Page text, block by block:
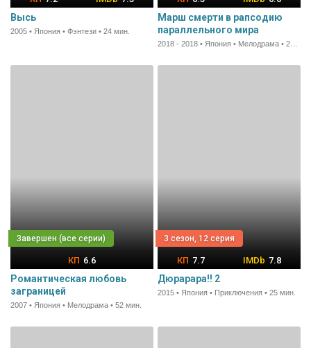
Высь
2005 • Япония • Фэнтези • 24 мин.
Марш смерти в рапсодию
параллельного мира
6.6
Романтическая любовь
заграницей
2007 • Япония • Мелодрама • 52 мин.
3 сезон, 12 серия
7.7 7.8
Дюрарара!! 2
2015 • Япония • Приключения • 25 мин.